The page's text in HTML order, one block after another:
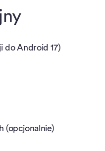
do Android 17)
(opcjonalnie)